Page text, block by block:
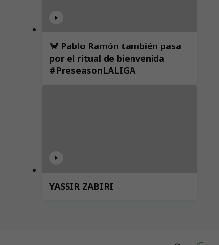
🦀 Pablo Ramón también pasa
por el ritual de bienvenida
#PreseasonLALIGA
YASSIR ZABIRI